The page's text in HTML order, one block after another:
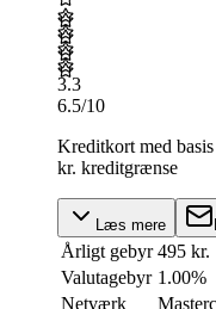
3.3
6.5/10
Kreditkort med
kr. kreditgrænse
Læs mere
Årligt gebyr 495 kr.
Valutagebyr 1.00%
Netværk